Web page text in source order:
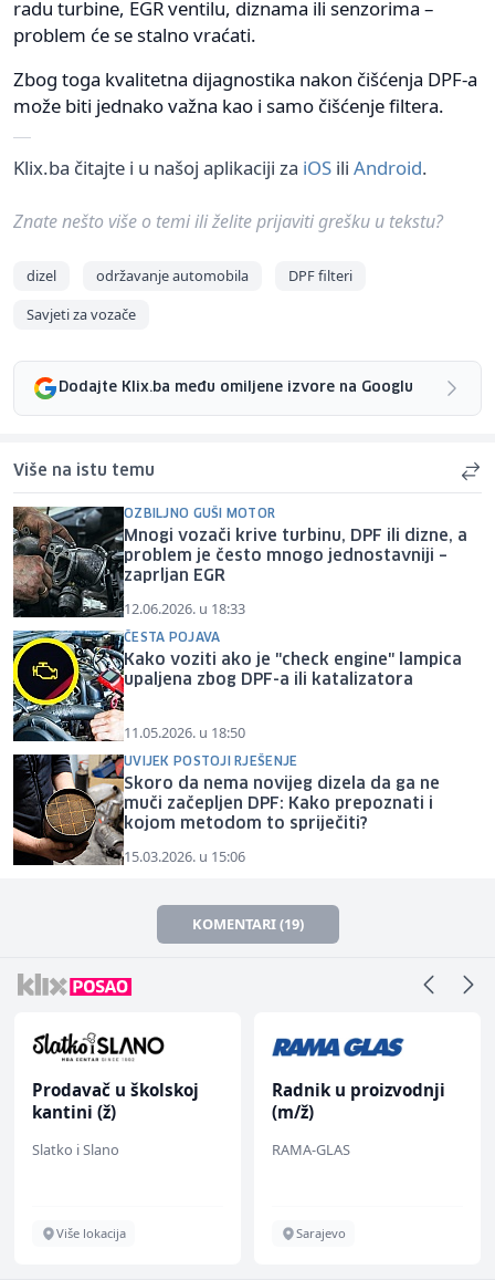
radu turbine, EGR ventilu, diznama ili senzorima –
problem će se stalno vraćati.
Zbog toga kvalitetna dijagnostika nakon čišćenja DPF-a
može biti jednako važna kao i samo čišćenje filtera.
Klix.ba čitajte i u našoj aplikaciji za iOS ili Android.
Znate nešto više o temi ili želite prijaviti grešku u tekstu?
dizel održavanje automobila
DPF filteri
Savjeti za vozače
Dodajte Klix.ba među omiljene izvore na Googlu
Više na istu temu
OZBILJNO GUŠI MOTOR
Mnogi vozači krive turbinu, DPF ili dizne, a
problem je često mnogo jednostavniji –
zaprljan EGR
12.06.2026. u 18:33
ČESTA POJAVA
Kako voziti ako je "check engine" lampica
upaljena zbog DPF-a ili katalizatora
11.05.2026. u 18:50
UVIJEK POSTOJI RJEŠENJE
Skoro da nema novijeg dizela da ga ne
muči začepljen DPF: Kako prepoznati i
kojom metodom to spriječiti?
15.03.2026. u 15:06
KOMENTARI (19)
Prodavač u školskoj
kantini (ž)
Slatko i Slano
Više lokacija
Radnik u proizvodnji
(m/ž)
RAMA-GLAS
Sarajevo